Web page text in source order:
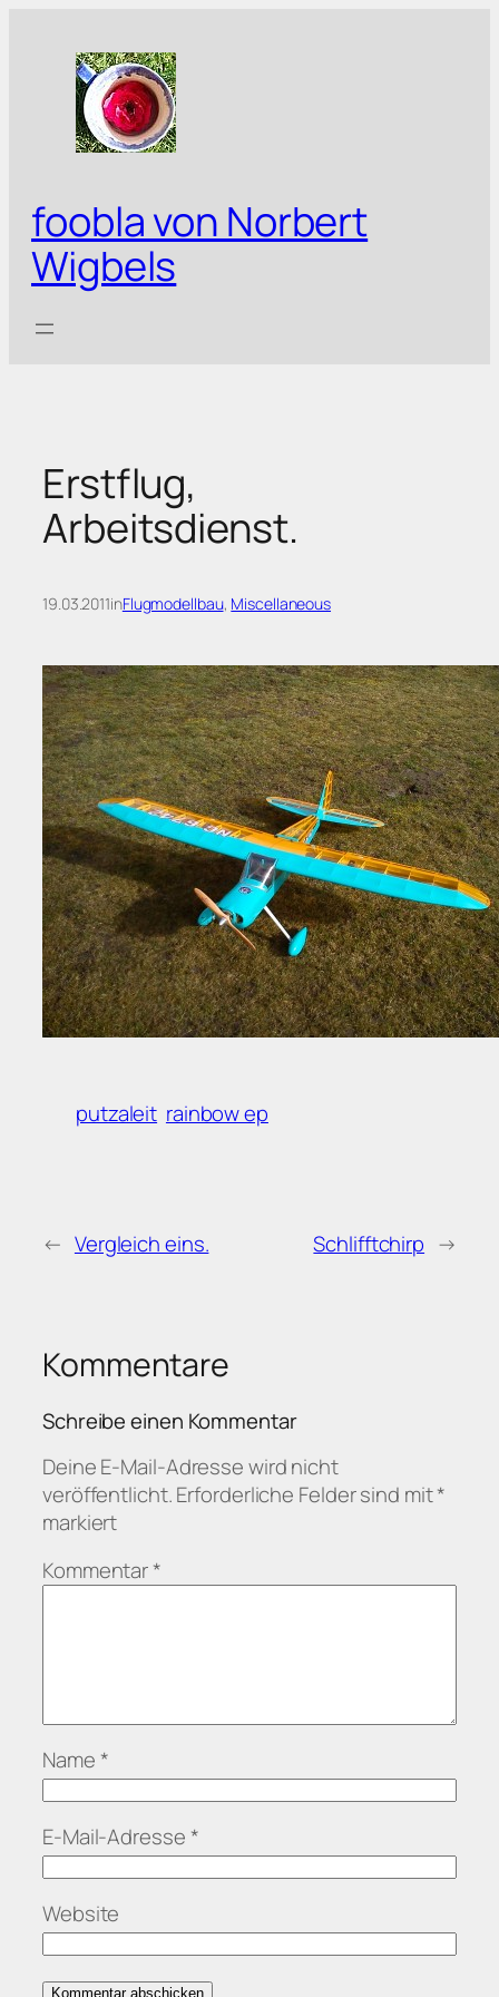
springen
foobla von Norbert
Wigbels
Erstflug,
Arbeitsdienst.
19.03.2011inFlugmodellbau, Miscellaneous
putzaleit rainbow ep
← Vergleich eins. Schlifftchirp →
Kommentare
Schreibe einen Kommentar
Deine E-Mail-Adresse wird nicht
veröffentlicht.Erforderliche Felder sind mit*
markiert
Kommentar*
Name *
E-Mail-Adresse *
Website